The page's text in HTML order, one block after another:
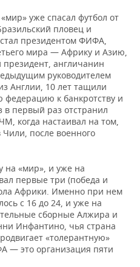
уже спасал футбол от
пловец и
президентом ФИФА,
мира — Африку и Азию,
англичанин
руководителем
Англии, 10 лет тащили
к банкротству и
в первый раз отстранил
когда настаивал на том,
после военного
на «мир», и уже на
первые три (победа и
Африки. Именно при нем
с 16 до 24, и уже на
сборные Алжира и
Инфантино, чья страна
«толерантную»
— это организация пяти